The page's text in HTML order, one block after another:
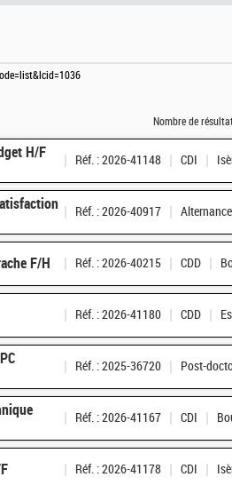
Nombre de
H/F
Réf. : 2026-41148 CDI
Réf. : 2026-40917 Alternance
F/H Réf. : 2026-40215 CDD
Réf. : 2026-41180 CDD
Réf. : 2025-36720 Post-
Réf. : 2026-41167 CDI
Réf. : 2026-41178 CDI